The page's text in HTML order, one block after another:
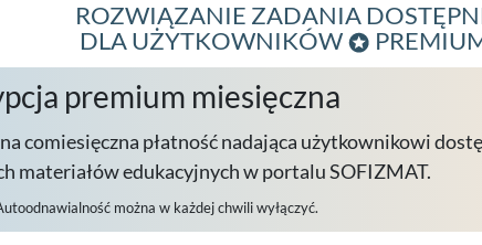
ROZWIĄZANIE ZADANIA
DLA UŻYTKOWNIKÓW
premium miesięczna
comiesięczna płatność nadająca użytkownikowi
materiałów edukacyjnych w portalu SOFIZMAT.
można w każdej chwili wyłączyć.